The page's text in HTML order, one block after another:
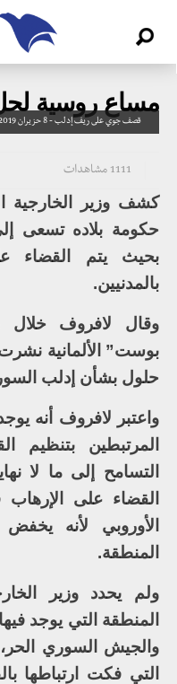
مساع روسية
قصف جوي على ريف إدلب - 8 حزيران 2019
1111 مشاهدات
كشف وزير الخارجية
حكومة بلاده تسعى
بحيث يتم القضاء
بالمدنيين.
وقال لافروف خلال
بوست” الألمانية
حلول بشأن إدلب
واعتبر لافروف أنه
المرتبطين بتنظيم
التسامح إلى ما لا
القضاء على
الأوروبي لأنه
المنطقة.
ولم يحدد وزير
المنطقة التي يوجد
والجيش السوري
التي فكت ارتباطها